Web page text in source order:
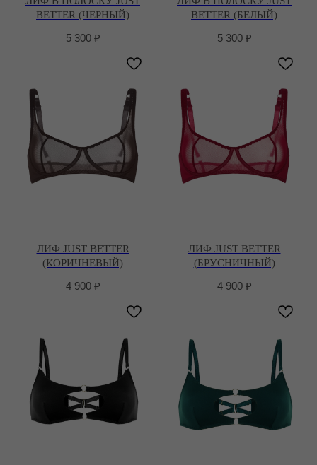
BETTER (ЧЕРНЫЙ)
5 300 ₽
BETTER (БЕЛЫЙ)
5 300 ₽
ЛИФ JUST BETTER
(КОРИЧНЕВЫЙ)
4 900 ₽
ЛИФ JUST BETTER
(БРУСНИЧНЫЙ)
4 900 ₽